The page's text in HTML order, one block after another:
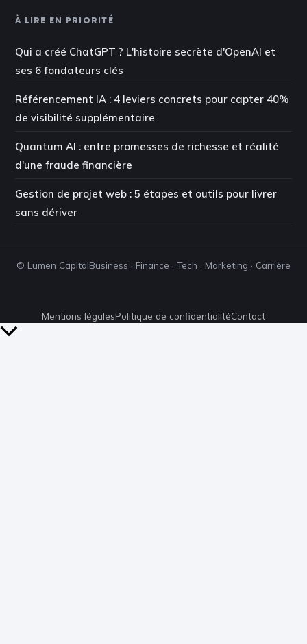
À LIRE EN PRIORITÉ
Qui a créé ChatGPT ? L'histoire secrète d'OpenAI et
ses 6 fondateurs clés
Référencement IA : 4 leviers concrets pour capter 40%
de visibilité supplémentaire
Quantum AI : entre promesses de richesse et réalité
d'une fraude financière
Gestion de projet web : 5 étapes et outils pour livrer
sans dériver
© Lumen CapitalBusiness · Finance · Tech · Marketing · Carrière
Mentions légalesPolitique de confidentialitéContact